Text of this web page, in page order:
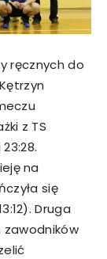
ręcznych do
z TS
na
się
Druga
zawodników